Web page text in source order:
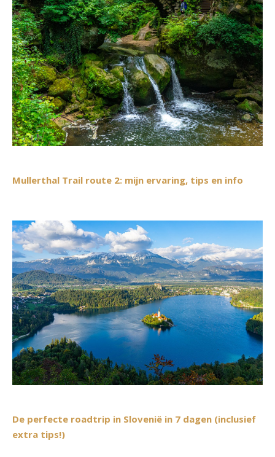
Mullerthal Trail route 2: mijn ervaring, tips en info
De perfecte roadtrip in Slovenië in 7 dagen (inclusief
extra tips!)